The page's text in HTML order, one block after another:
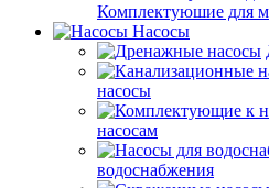
Комплектуюшие для
Насосы
насосы
насосам
водоснабжения